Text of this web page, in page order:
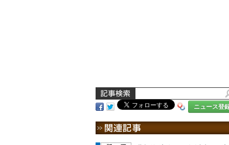
ニュース登